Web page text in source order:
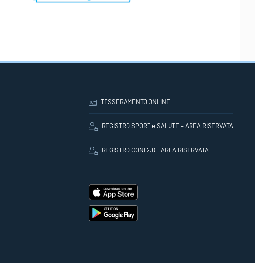
TESSERAMENTO ONLINE
REGISTRO SPORT e SALUTE – AREA RISERVATA
REGISTRO CONI 2.0 - AREA RISERVATA